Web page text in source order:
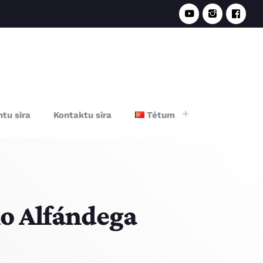
sira Kontaktu sira Tétum
Alfándega